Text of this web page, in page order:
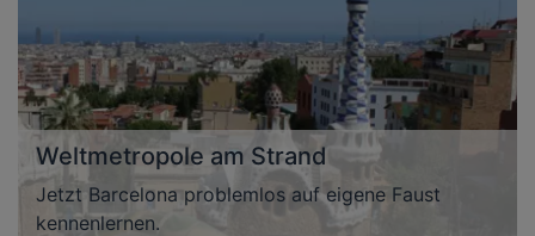
Weltmetropole am Strand
Jetzt Barcelona problemlos auf eigene Faust
kennenlernen.